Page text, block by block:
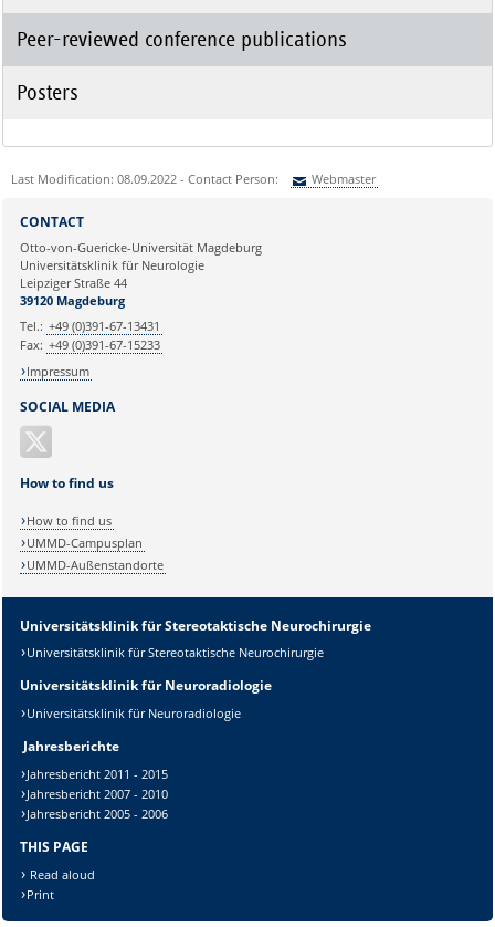
Peer-reviewed conference publications
Posters
Last Modification: 08.09.2022 - Contact Person: Webmaster
Ihre E-Mailadresse:
Ihr Anliegen:
Sicherheitsabfrage:
Lösung:
SOCIAL MEDIA
CONTACT
Otto-von-Guericke-Universität Magdeburg
Universitätsklinik für Neurologie
Leipziger Straße 44
39120 Magdeburg
Tel.: +49 (0)391-67-13431
Fax: +49 (0)391-67-15233
Impressum
How to find us
How to find us
UMMD-Campusplan
UMMD-Außenstandorte
Universitätsklinik für Stereotaktische Neurochirurgie
Universitätsklinik für Stereotaktische Neurochirurgie
Universitätsklinik für Neuroradiologie
Universitätsklinik für Neuroradiologie
Jahresberichte
Jahresbericht 2011 - 2015
Jahresbericht 2007 - 2010
Jahresbericht 2005 - 2006
THIS PAGE
Read aloud
Print